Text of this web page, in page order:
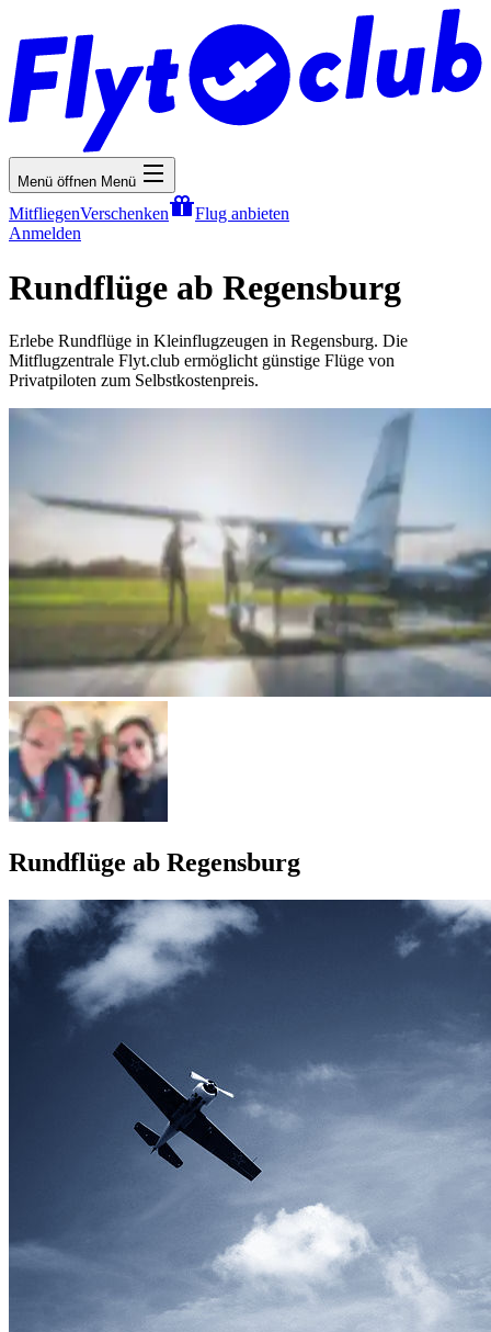
Menü öffnen Menü
MitfliegenVerschenken
Flug anbieten
Anmelden
Rundflüge ab Regensburg
Erlebe Rundflüge in Kleinflugzeugen in Regensburg. Die
Mitflugzentrale Flyt.club ermöglicht günstige Flüge von
Privatpiloten zum Selbstkostenpreis.
Rundflüge ab Regensburg